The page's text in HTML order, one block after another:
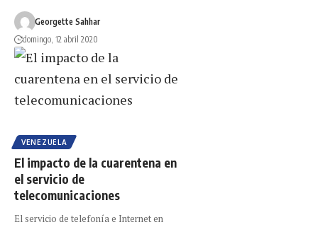
Georgette Sahhar
domingo, 12 abril 2020
VENEZUELA
El impacto de la cuarentena en
el servicio de
telecomunicaciones
El servicio de telefonía e Internet en